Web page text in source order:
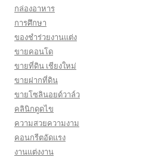
กล่องอาหาร
การศึกษา
ของชำร่วยงานแต่ง
ขายคอนโด
ขายที่ดิน เชียงใหม่
ขายฝากที่ดิน
ขายโซลินอยด์วาล์ว
คลินิกดูดไข
ความสวยความงาม
คอนกรีตอัดแรง
งานแต่งงาน